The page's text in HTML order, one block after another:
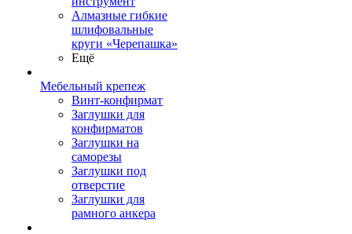
Алмазные гибкие
шлифовальные
круги «Черепашка»
Ещё
Мебельный крепеж
Винт-конфирмат
Заглушки для
конфирматов
Заглушки на
саморезы
Заглушки под
отверстие
Заглушки для
рамного анкера